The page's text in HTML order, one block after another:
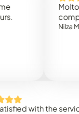
Molto
with the service